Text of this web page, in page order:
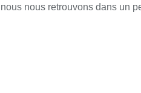
nous nous retrouvons dans un